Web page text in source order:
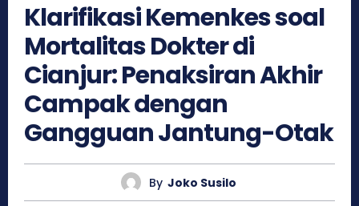
Klarifikasi Kemenkes soal
Mortalitas Dokter di
Cianjur: Penaksiran Akhir
Campak dengan
Gangguan Jantung-Otak
By Joko Susilo